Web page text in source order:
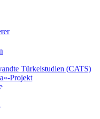
Türkeistudien (CATS)
Projekt